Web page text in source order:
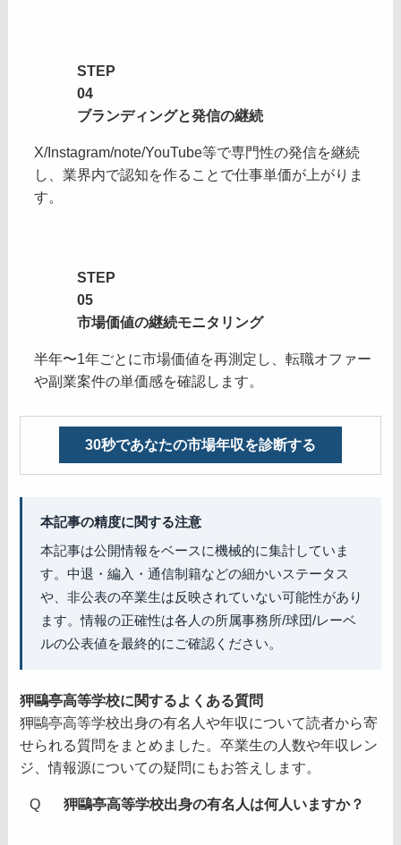
STEP
04
ブランディングと発信の継続
X/Instagram/note/YouTube等で専門性の発信を継続
し、業界内で認知を作ることで仕事単価が上がりま
す。
STEP
05
市場価値の継続モニタリング
半年〜1年ごとに市場価値を再測定し、転職オファー
や副業案件の単価感を確認します。
30秒であなたの市場年収を診断する
本記事の精度に関する注意
本記事は公開情報をベースに機械的に集計していま
す。中退・編入・通信制籍などの細かいステータス
や、非公表の卒業生は反映されていない可能性があり
ます。情報の正確性は各人の所属事務所/球団/レーベ
ルの公表値を最終的にご確認ください。
狎鷗亭高等学校に関するよくある質問
狎鷗亭高等学校出身の有名人や年収について読者から寄
せられる質問をまとめました。卒業生の人数や年収レン
ジ、情報源についての疑問にもお答えします。
狎鷗亭高等学校出身の有名人は何人いますか？